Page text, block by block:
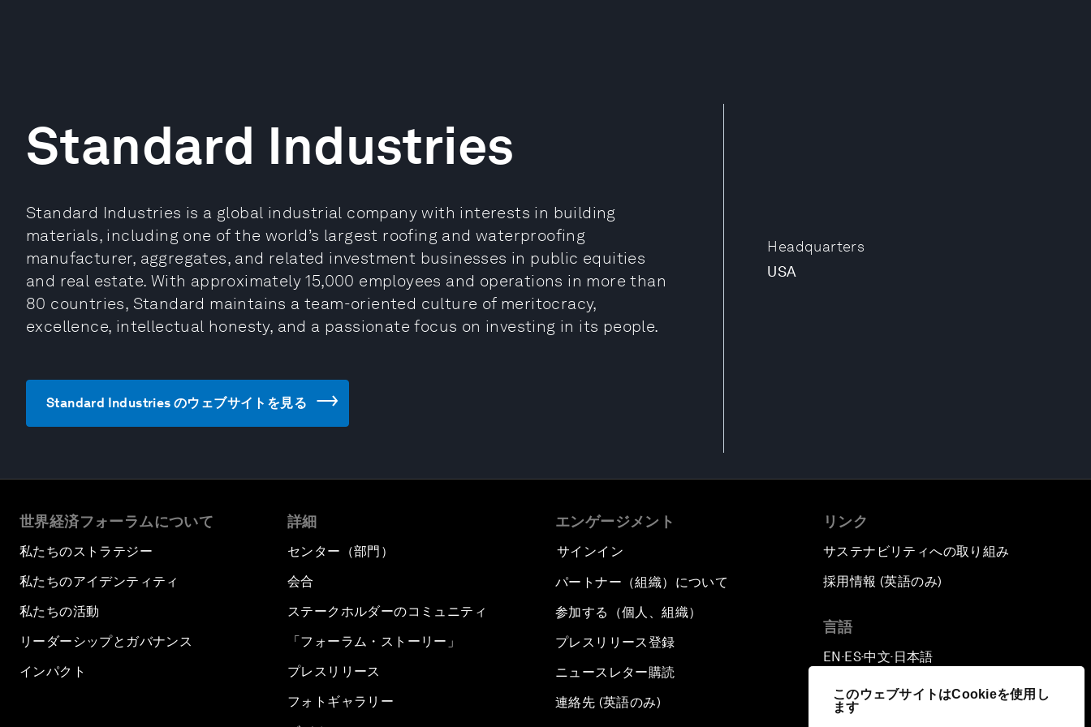
このウェブサイトはCookieを使用し
ます
Headquarters
USA
Standard Industries
Standard Industries is a global industrial company with interests in building
materials, including one of the world’s largest roofing and waterproofing
manufacturer, aggregates, and related investment businesses in public equities
and real estate. With approximately 15,000 employees and operations in more than
80 countries, Standard maintains a team-oriented culture of meritocracy,
excellence, intellectual honesty, and a passionate focus on investing in its people.
Standard Industries のウェブサイトを見る
世界経済フォーラムについて
私たちのストラテジー
私たちのアイデンティティ
私たちの活動
リーダーシップとガバナンス
インパクト
詳細
センター（部門）
会合
ステークホルダーのコミュニティ
「フォーラム・ストーリー」
プレスリリース
フォトギャラリー
エンゲージメント
サインイン
パートナー（組織）について
参加する（個人、組織）
プレスリリース登録
ニュースレター購読
連絡先 (英語のみ)
リンク
サステナビリティへの取り組み
採用情報 (英語のみ)
言語
EN ▪ES▪中文▪ 日本語